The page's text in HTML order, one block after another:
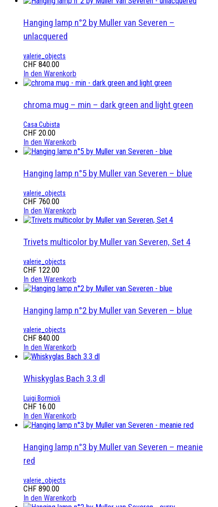
Hanging lamp n°2 by Muller van Severen –
unlacquered
valerie_objects
CHF 840.00
In den Warenkorb
chroma mug – min – dark green and light green
Casa Cubista
CHF 20.00
In den Warenkorb
Hanging lamp n°5 by Muller van Severen – blue
valerie_objects
CHF 760.00
In den Warenkorb
Trivets multicolor by Muller van Severen, Set 4
valerie_objects
CHF 122.00
In den Warenkorb
Hanging lamp n°2 by Muller van Severen – blue
valerie_objects
CHF 840.00
In den Warenkorb
Whiskyglas Bach 3.3 dl
Luigi Bormioli
CHF 16.00
In den Warenkorb
Hanging lamp n°3 by Muller van Severen – meanie
red
valerie_objects
CHF 890.00
In den Warenkorb